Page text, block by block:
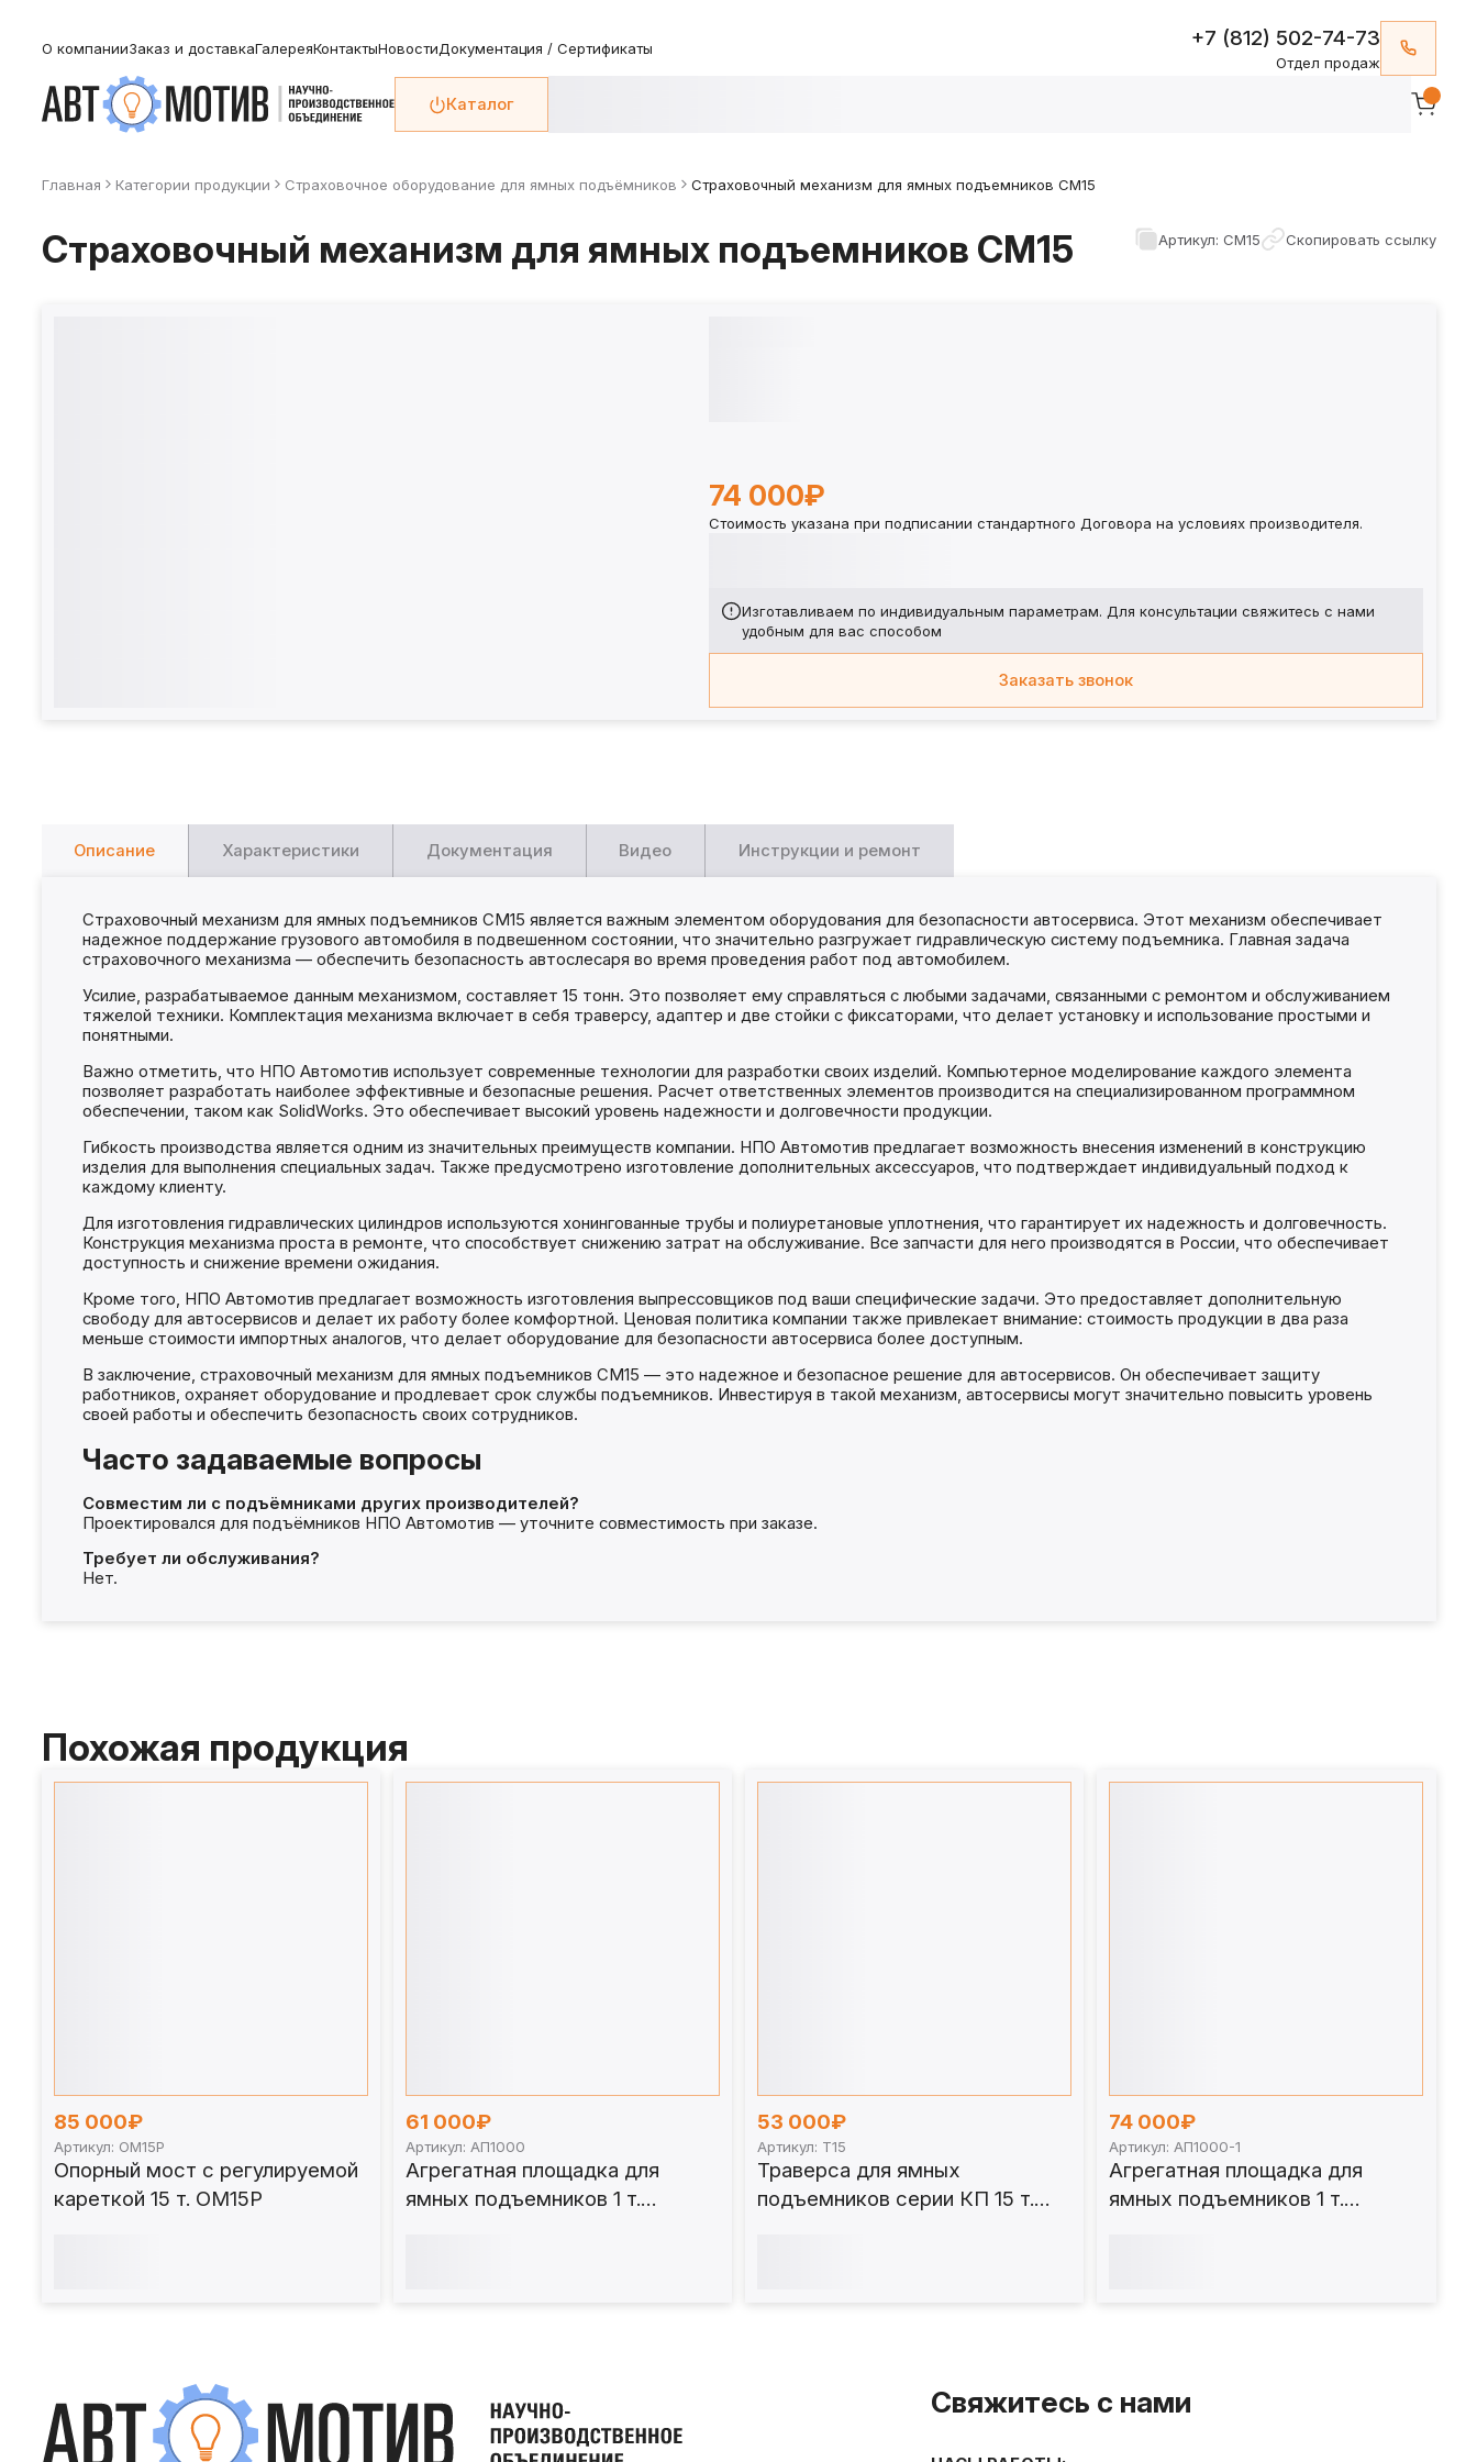
О компанииЗаказ и доставкаГалереяКонтактыНовостиДокументация / Сертификаты +7 (812) 502-74-73
Отдел продаж
Каталог
Главная Категории продукции Страховочное оборудование для ямных подъёмников Страховочный механизм для ямных подъемников СМ15
Страховочный механизм для ямных подъемников СМ15 Артикул: СМ15 Скопировать ссылку
74 000₽
Стоимость указана при подписании стандартного Договора на условиях производителя.
Изготавливаем по индивидуальным параметрам. Для консультации свяжитесь с нами
удобным для вас способом
Заказать звонок
Описание Характеристики Документация Видео Инструкции и ремонт
Страховочный механизм для ямных подъемников СМ15 является важным элементом оборудования для безопасности автосервиса. Этот механизм обеспечивает
надежное поддержание грузового автомобиля в подвешенном состоянии, что значительно разгружает гидравлическую систему подъемника. Главная задача
страховочного механизма — обеспечить безопасность автослесаря во время проведения работ под автомобилем.
Усилие, разрабатываемое данным механизмом, составляет 15 тонн. Это позволяет ему справляться с любыми задачами, связанными с ремонтом и обслуживанием
тяжелой техники. Комплектация механизма включает в себя траверсу, адаптер и две стойки с фиксаторами, что делает установку и использование простыми и
понятными.
Важно отметить, что НПО Автомотив использует современные технологии для разработки своих изделий. Компьютерное моделирование каждого элемента
позволяет разработать наиболее эффективные и безопасные решения. Расчет ответственных элементов производится на специализированном программном
обеспечении, таком как SolidWorks. Это обеспечивает высокий уровень надежности и долговечности продукции.
Гибкость производства является одним из значительных преимуществ компании. НПО Автомотив предлагает возможность внесения изменений в конструкцию
изделия для выполнения специальных задач. Также предусмотрено изготовление дополнительных аксессуаров, что подтверждает индивидуальный подход к
каждому клиенту.
Для изготовления гидравлических цилиндров используются хонингованные трубы и полиуретановые уплотнения, что гарантирует их надежность и долговечность.
Конструкция механизма проста в ремонте, что способствует снижению затрат на обслуживание. Все запчасти для него производятся в России, что обеспечивает
доступность и снижение времени ожидания.
Кроме того, НПО Автомотив предлагает возможность изготовления выпрессовщиков под ваши специфические задачи. Это предоставляет дополнительную
свободу для автосервисов и делает их работу более комфортной. Ценовая политика компании также привлекает внимание: стоимость продукции в два раза
меньше стоимости импортных аналогов, что делает оборудование для безопасности автосервиса более доступным.
В заключение, страховочный механизм для ямных подъемников СМ15 — это надежное и безопасное решение для автосервисов. Он обеспечивает защиту
работников, охраняет оборудование и продлевает срок службы подъемников. Инвестируя в такой механизм, автосервисы могут значительно повысить уровень
своей работы и обеспечить безопасность своих сотрудников.
Часто задаваемые вопросы
Совместим ли с подъёмниками других производителей?
Проектировался для подъёмников НПО Автомотив — уточните совместимость при заказе.
Требует ли обслуживания?
Нет.
Похожая продукция
85 000₽
Артикул: ОМ15Р
Опорный мост с регулируемой
кареткой 15 т. ОМ15Р
61 000₽
Артикул: АП1000
Агрегатная площадка для
ямных подъемников 1 т.
53 000₽
Артикул: Т15
Траверса для ямных
подъемников серии КП 15 т.
74 000₽
Артикул: АП1000-1
Агрегатная площадка для
ямных подъемников 1 т.
Свяжитесь с нами